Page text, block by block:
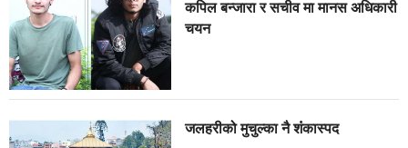
कपिल बन्जारा र सचीव मा मानस अधिकारी
चयन
जलहरीको मुचुल्का नै शंंकास्पद